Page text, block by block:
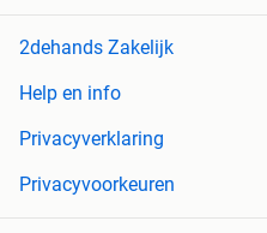
2dehands Zakelijk
Help en info
Privacyverklaring
Privacyvoorkeuren